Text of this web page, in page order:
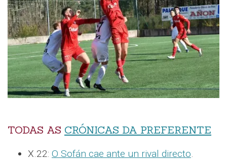
TODAS AS CRÓNICAS DA PREFERENTE
X.22: O Sofán cae ante un rival directo.